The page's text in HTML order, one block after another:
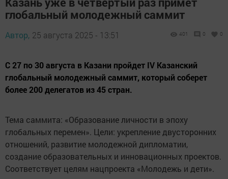
глобальный молодежный саммит
Автор, 25 августа 2025 - 13:51 401 0 0
С 27 по 30 августа в Казани пройдет IV Казанский
глобальный молодежный саммит, который соберет
более 200 делегатов из 45 стран.
Тема саммита: «Образование личности в эпоху
глобальных перемен». Цели: укрепление двусторонних
отношений, развитие молодежной дипломатии,
создание образовательных и инновационных проектов.
Соответствует целям нацпроекта «Молодежь и дети».